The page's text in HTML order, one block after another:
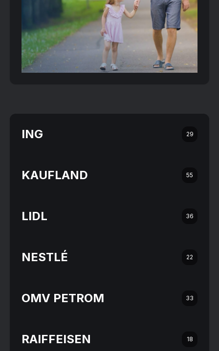
ING 29
KAUFLAND 55
LIDL 36
NESTLÉ 22
OMV PETROM 33
RAIFFEISEN 18